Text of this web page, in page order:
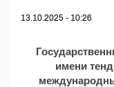
13.10.2025 - 10:26
имени